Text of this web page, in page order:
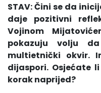
STAV: Čini se da
daje pozitivni
Vojinom
pokazuju volju
multietnički okvir.
dijaspori. Osjećate
korak naprijed?